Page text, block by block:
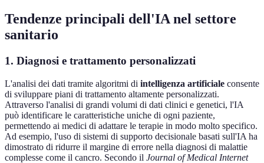
Tendenze principali dell'IA nel settore
sanitario
1. Diagnosi e trattamento personalizzati
L'analisi dei dati tramite algoritmi di intelligenza artificiale consente
di sviluppare piani di trattamento altamente personalizzati.
Attraverso l'analisi di grandi volumi di dati clinici e genetici, l'IA
può identificare le caratteristiche uniche di ogni paziente,
permettendo ai medici di adattare le terapie in modo molto specifico.
Ad esempio, l'uso di sistemi di supporto decisionale basati sull'IA ha
dimostrato di ridurre il margine di errore nella diagnosi di malattie
complesse come il cancro. Secondo il Journal of Medical Internet